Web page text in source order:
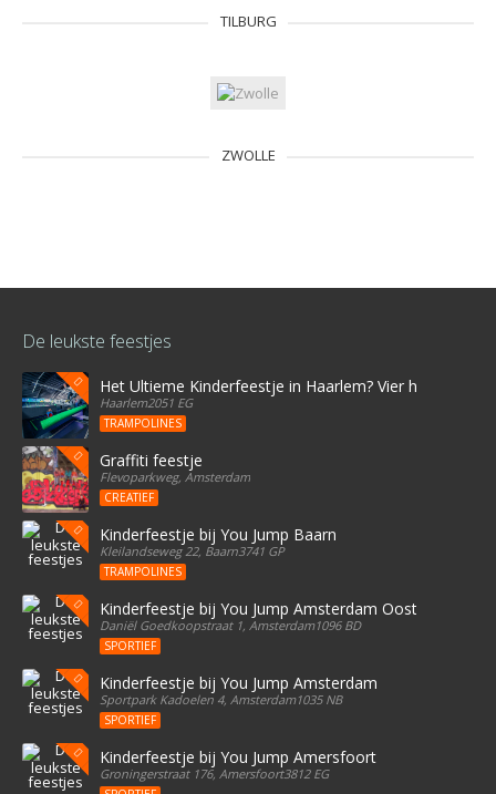
TILBURG
ZWOLLE
De leukste feestjes
Het Ultieme Kinderfeestje in Haarlem? Vier het bij
Haarlem2051 EG
TRAMPOLINES
Graffiti feestje
Flevoparkweg, Amsterdam
CREATIEF
Kinderfeestje bij You Jump Baarn
Kleilandseweg 22, Baarn3741 GP
TRAMPOLINES
Kinderfeestje bij You Jump Amsterdam Oost
Daniël Goedkoopstraat 1, Amsterdam1096 BD
SPORTIEF
Kinderfeestje bij You Jump Amsterdam
Sportpark Kadoelen 4, Amsterdam1035 NB
SPORTIEF
Kinderfeestje bij You Jump Amersfoort
Groningerstraat 176, Amersfoort3812 EG